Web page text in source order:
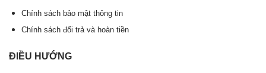
Chính sách bảo mật thông tin
Chính sách đổi trả và hoàn tiền
ĐIỀU HƯỚNG